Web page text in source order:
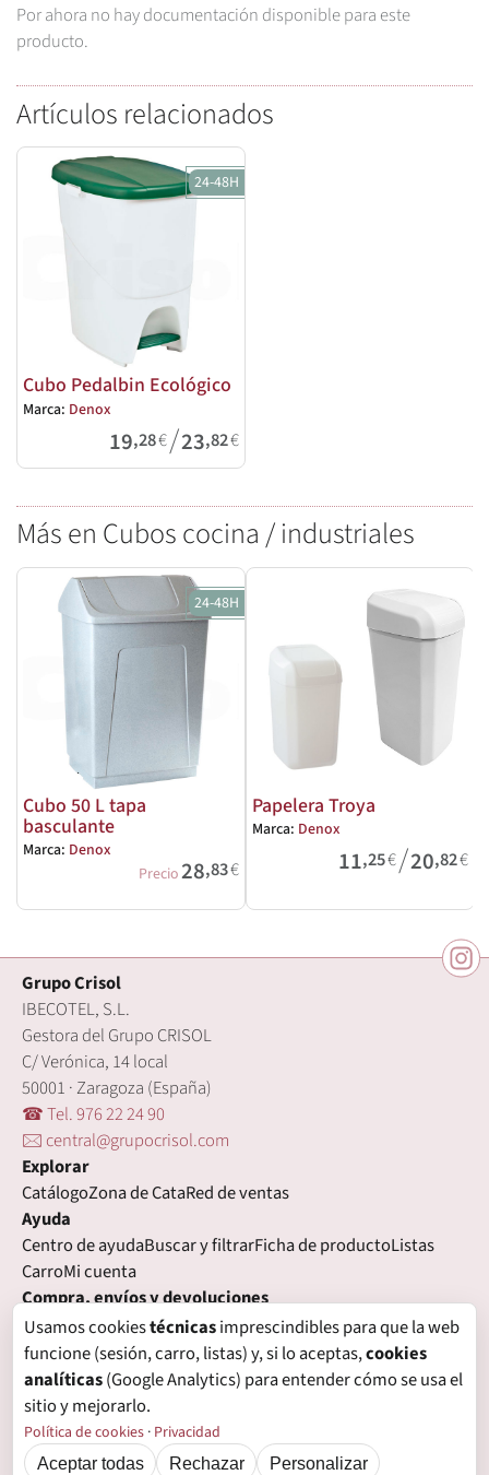
Por ahora no hay documentación disponible para este
producto.
Artículos relacionados
24-48H
Cubo Pedalbin Ecológico
Marca: Denox
19,28€/23,82€
Más en Cubos cocina / industriales
24-48H
Cubo 50 L tapa
basculante
Marca: Denox
Precio28,83€
Papelera Troya
Marca: Denox
11,25€/20,82€
Grupo Crisol
IBECOTEL, S.L.
Gestora del Grupo CRISOL
C/ Verónica, 14 local
50001 · Zaragoza (España)
☎ Tel. 976 22 24 90
🖂 central@grupocrisol.com
Explorar
CatálogoZona de CataRed de ventas
Ayuda
Centro de ayudaBuscar y filtrarFicha de productoListas
CarroMi cuenta
Compra, envíos y devoluciones
Condiciones de compraFormas de pagoGastos de envío
Plazos de entregaDevolucionesGarantía
Legal
Aviso legalPrivacidad
Política de cookiesPreferencias de cookies
Usamos cookiestécnicasimprescindibles para que la web
funcione (sesión, carro, listas) y, si lo aceptas,cookies
analíticas(Google Analytics) para entender cómo se usa el
sitio y mejorarlo.
Política de cookies · Privacidad
Aceptar todas Rechazar Personalizar